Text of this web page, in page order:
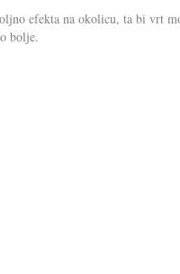
efekta na okolicu, ta bi vrt
bolje.